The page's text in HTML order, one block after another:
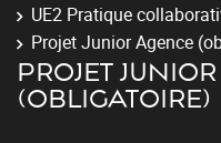
UE2 Pratique
Projet Junior Agence
PROJET
(OBLIGATOIRE)